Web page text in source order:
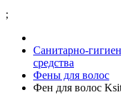
;
Санитарно-
средства
Фены для волос
Фен для волос